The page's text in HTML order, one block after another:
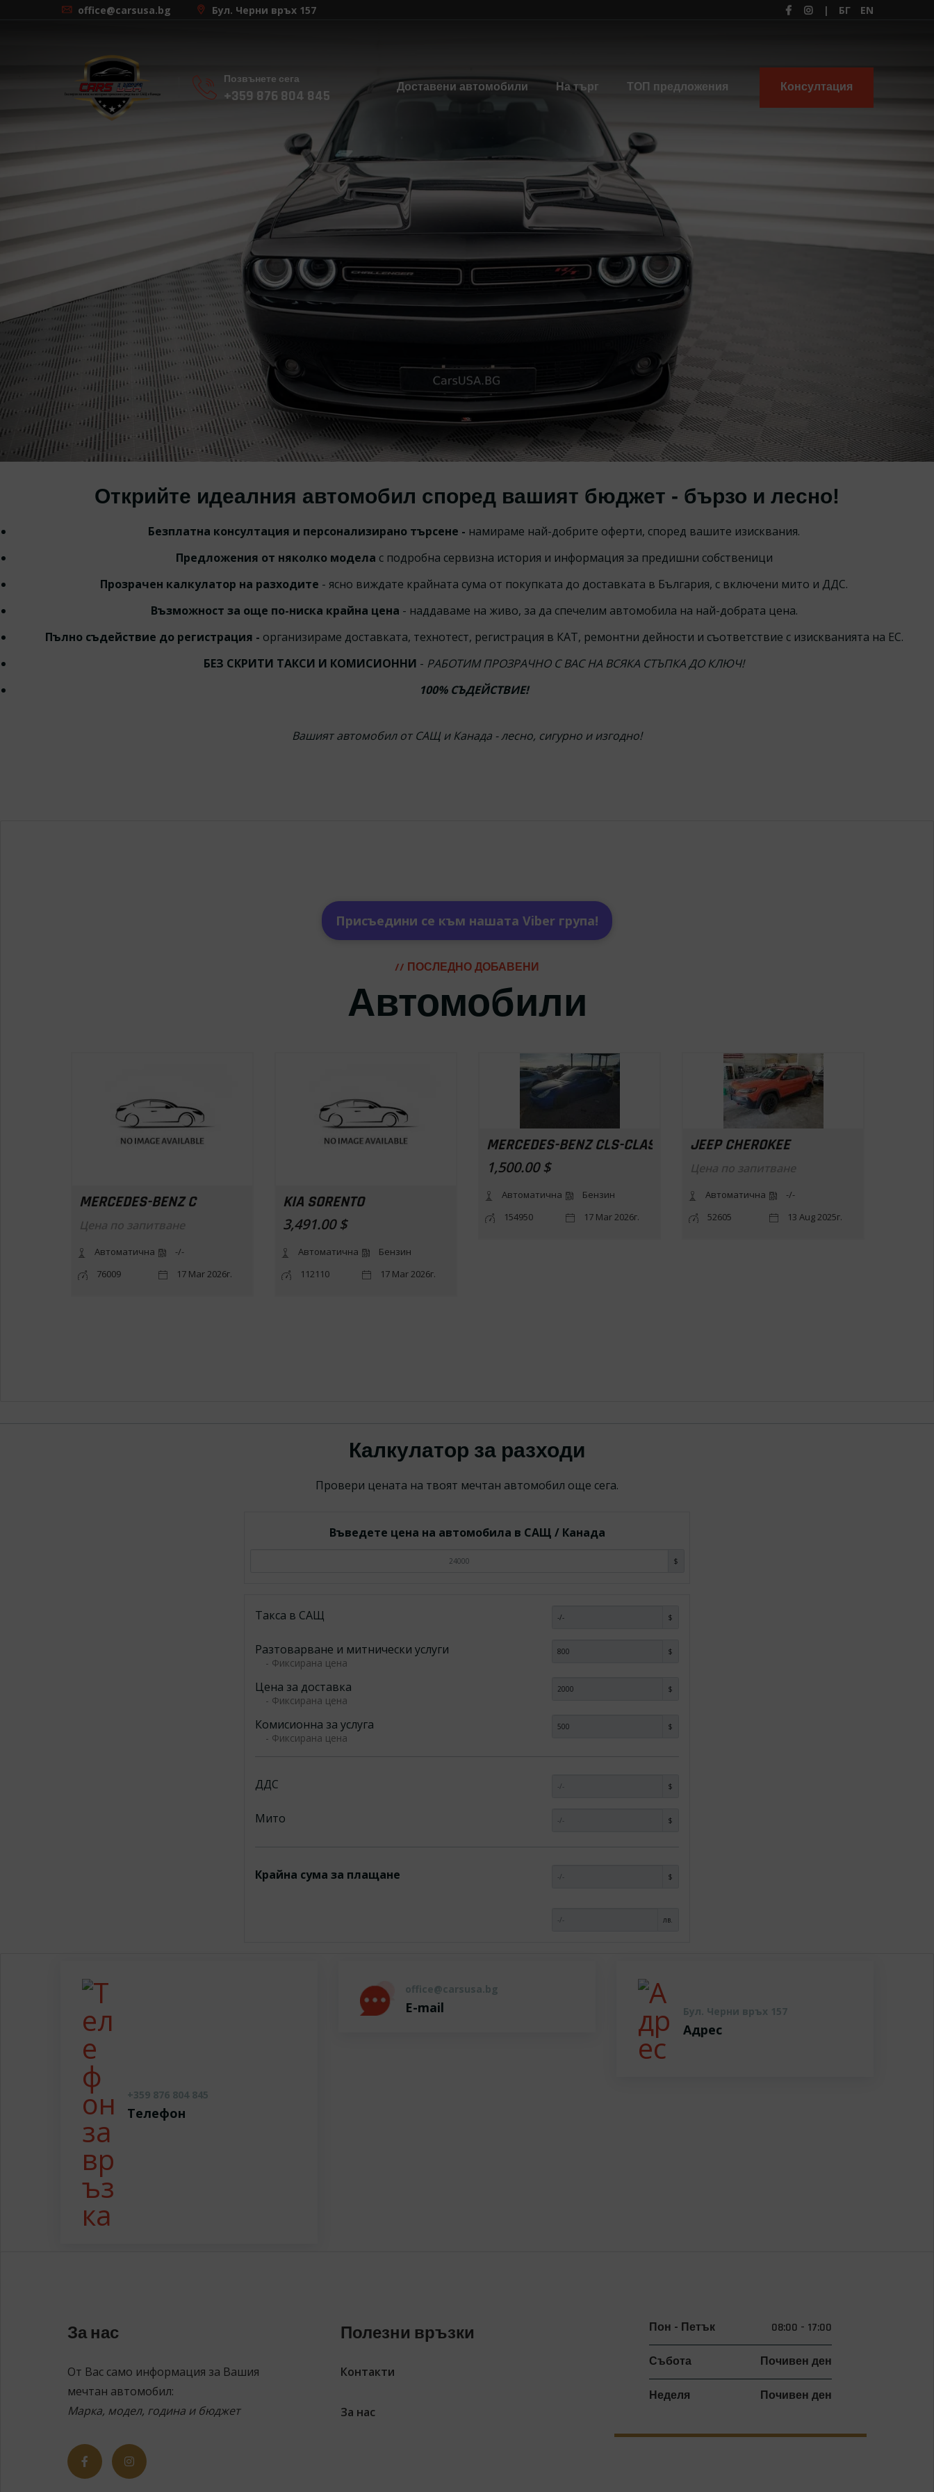
office@carsusa.bg Бул. Черни връх 157 | БГ EN
Позвънете сега
+359 876 804 845 Доставени автомобили На търг ТОП предложения Консултация
Безплатна консултация
С нашата помощ, изборът на вашата мечтана кола никога не е бил
толкова лесен! Регистрирай се за безплатна консултация сега!
Изберете модел ...
ИЗПРАТИ ЗАПИТВАНЕ
Открийте идеалния автомобил според вашият бюджет - бързо и лесно!
Безплатна консултация и персонализирано търсене - намираме най-добрите оферти, според вашите изисквания.
Предложения от няколко модела с подробна сервизна история и информация за предишни собственици
Прозрачен калкулатор на разходите - ясно виждате крайната сума от покупката до доставката в България, с включени мито и ДДС.
Възможност за още по-ниска крайна цена - наддаваме на живо, за да спечелим автомобила на най-добрата цена.
Пълно съдействие до регистрация - организираме доставката, технотест, регистрация в КАТ, ремонтни дейности и съответствие с изискванията на ЕС.
БЕЗ СКРИТИ ТАКСИ И КОМИСИОННИ - РАБОТИМ ПРОЗРАЧНО С ВАС НА ВСЯКА СТЪПКА ДО КЛЮЧ!
100% СЪДЕЙСТВИЕ!
Вашият автомобил от САЩ и Канада - лесно, сигурно и изгодно!
Присъедини се към нашата Viber група!
// ПОСЛЕДНО ДОБАВЕНИ
Автомобили
MERCEDES-BENZ C
Цена по запитване
Автоматична
-/-
76009
17 Mar 2026г.
KIA SORENTO
3,491.00 $
Автоматична
Бензин
112110
17 Mar 2026г.
MERCEDES-BENZ CLS-CLASS
1,500.00 $
Автоматична
Бензин
154950
17 Mar 2026г.
JEEP CHEROKEE
Цена по запитване
Автоматична
-/-
52605
13 Aug 2025г.
Калкулатор за разходи
Провери цената на твоят мечтан автомобил още сега.
Въведете цена на автомобила в САЩ / Канада
$
Такса в САЩ $
Разтоварване и митнически услуги
- Фиксирана цена
$
Цена за доставка
- Фиксирана цена
$
Комисионна за услуга
- Фиксирана цена
$
ДДС $
Мито $
Крайна сума за плащане $
лв.
+359 876 804 845
Телефон
office@carsusa.bg
E-mail Бул. Черни връх 157
Адрес
За нас
От Вас само информация за Вашия
мечтан автомобил:
Марка, модел, година и бюджет
Полезни връзки
Контакти
За нас
Пон - Петък 08:00 - 17:00
Събота Почивен ден
Неделя Почивен ден